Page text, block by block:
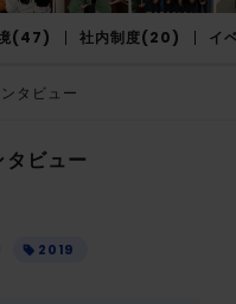
(47) 社内制度(20) イ
タビュー
タビュー
2019